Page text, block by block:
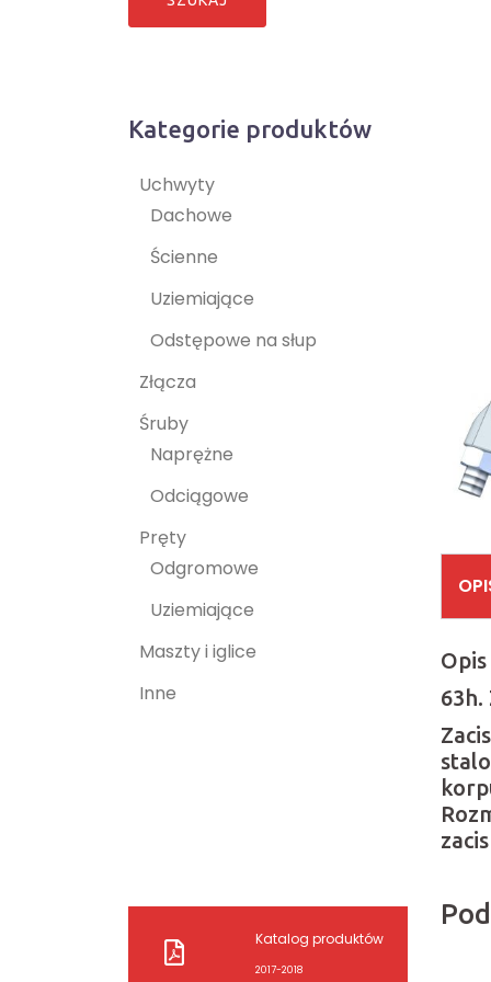
63h.
Kategorie produktów
Uchwyty
Dachowe
Ścienne
Uziemiające
Odstępowe na słup
Złącza
Śruby
Naprężne
Odciągowe
Pręty
Odgromowe
Uziemiające
Maszty i iglice
Inne
Katalog produktów
2017-2018